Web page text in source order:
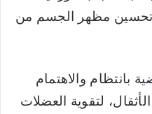
تحسين مظهر الجسم من
بانتظام والاهتمام
لتقوية العضلات